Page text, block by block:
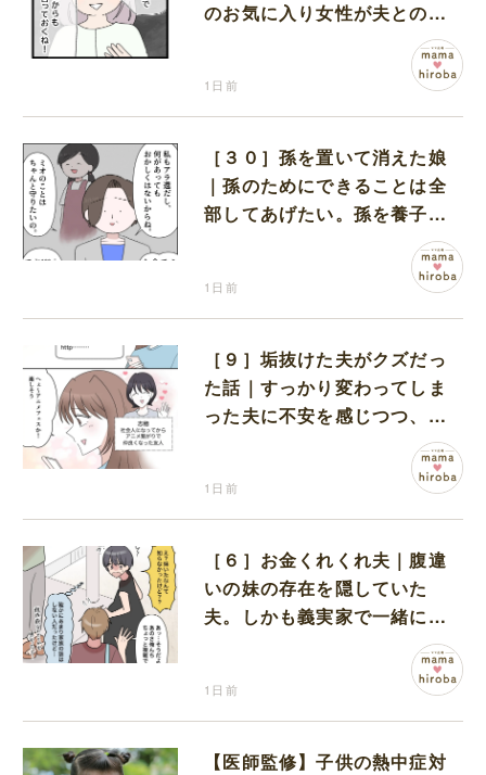
のお気に入り女性が夫との親
1日前
［３０］孫を置いて消えた娘
｜孫のためにできることは全
部してあげたい。孫を養子に
1日前
［９］垢抜けた夫がクズだっ
た話｜すっかり変わってしま
った夫に不安を感じつつ、友
人から誘われたアニメフェス
1日前
［６］お金くれくれ夫｜腹違
いの妹の存在を隠していた
夫。しかも義実家で一緒に暮
らすことになり困惑する妻
1日前
【医師監修】子供の熱中症対